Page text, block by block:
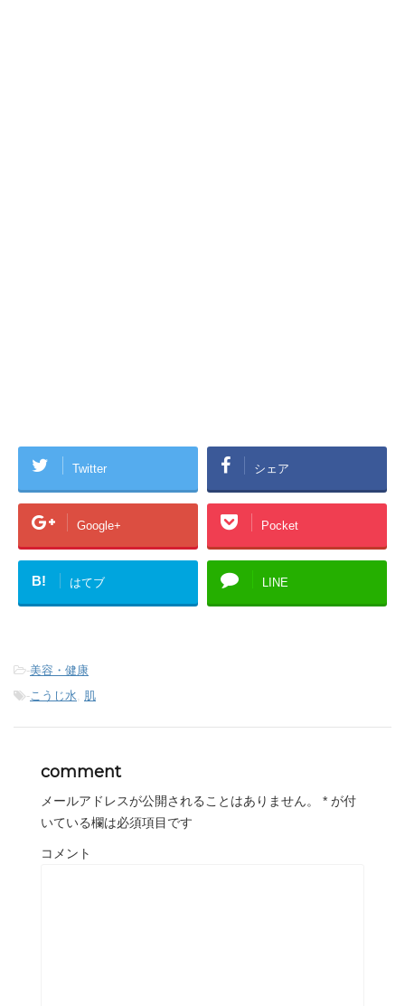
Twitter シェア
Google+ Pocket
B! はてブ LINE
-美容・健康
-こうじ水, 肌
comment
メールアドレスが公開されることはありません。 * が付
いている欄は必須項目です
コメント